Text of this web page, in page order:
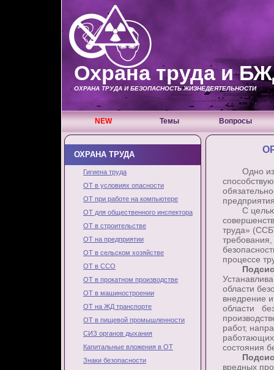
Охрана труда и
ОХРАНА ТРУДА И БЕЗОПАСНОСТЬ ЖИЗНЕДЕЯТЕЛЬНОСТИ
NEW Темы Вопросы
Одно из
С целью
труда»
процессе
области
внедрение
области
работ,
работающих
состояния
вредных
ОХРАНА ТРУДА
Гигиена труда
ОТ в условиях опасности
ОТ при работе на компьютере
ОТ для общественного инспектора
ОТ в строительстве
ОТ на предприятии
ОТ в сельском хозяйстве
ОТ в ССО
ОТ в прокатном производстве
ОТ в машиностроении
ОТ на ЖД транспорте
ОТ в пищевой промышленности
СИЗ органов дыхания
Капитальные вложения в ОТ
Знаки безопасности